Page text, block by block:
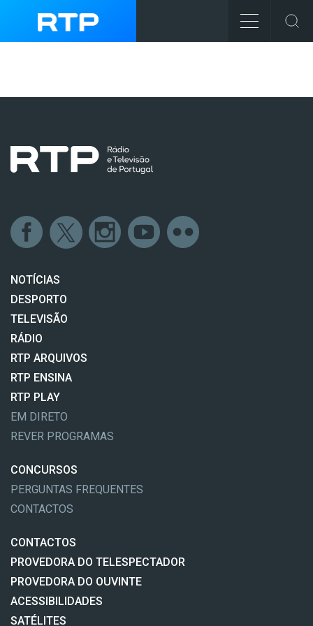
NOTÍCIAS
DESPORTO
TELEVISÃO
RÁDIO
RTP ARQUIVOS
RTP ENSINA
RTP PLAY
EM DIRETO
REVER PROGRAMAS
CONCURSOS
PERGUNTAS FREQUENTES
CONTACTOS
CONTACTOS
PROVEDORA DO TELESPECTADOR
PROVEDORA DO OUVINTE
ACESSIBILIDADES
SATÉLITES